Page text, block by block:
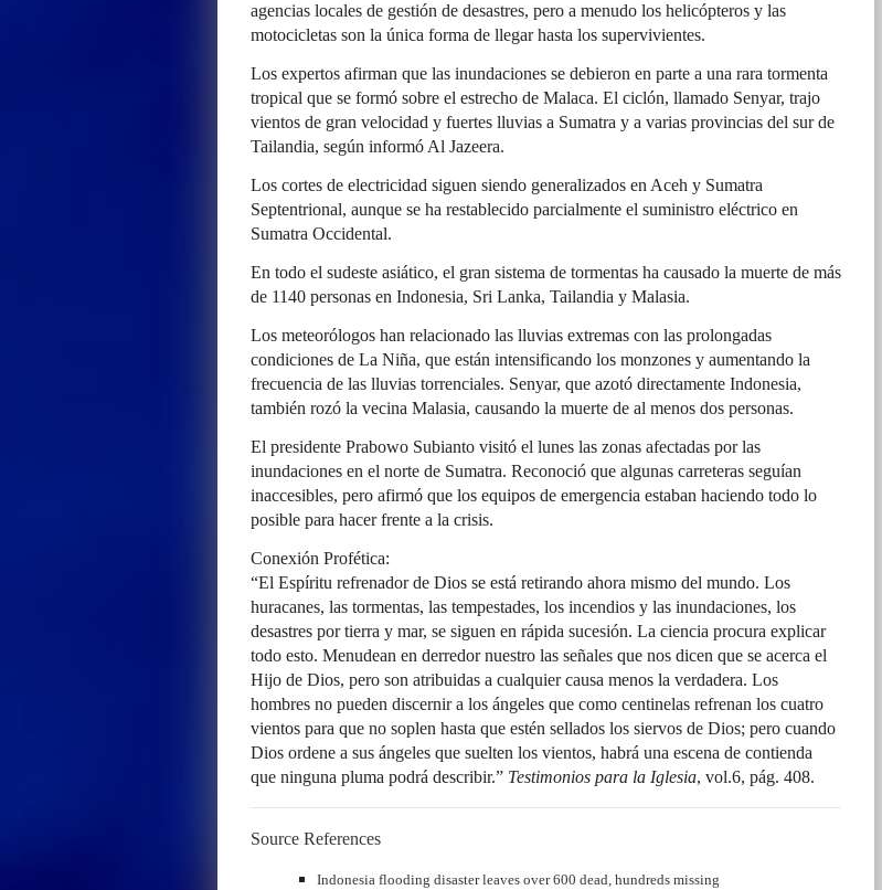
agencias locales de gestión de desastres, pero a menudo los helicópteros y las
motocicletas son la única forma de llegar hasta los supervivientes.
Los expertos afirman que las inundaciones se debieron en parte a una rara tormenta
tropical que se formó sobre el estrecho de Malaca. El ciclón, llamado Senyar, trajo
vientos de gran velocidad y fuertes lluvias a Sumatra y a varias provincias del sur de
Tailandia, según informó Al Jazeera.
Los cortes de electricidad siguen siendo generalizados en Aceh y Sumatra
Septentrional, aunque se ha restablecido parcialmente el suministro eléctrico en
Sumatra Occidental.
En todo el sudeste asiático, el gran sistema de tormentas ha causado la muerte de más
de 1140 personas en Indonesia, Sri Lanka, Tailandia y Malasia.
Los meteorólogos han relacionado las lluvias extremas con las prolongadas
condiciones de La Niña, que están intensificando los monzones y aumentando la
frecuencia de las lluvias torrenciales. Senyar, que azotó directamente Indonesia,
también rozó la vecina Malasia, causando la muerte de al menos dos personas.
El presidente Prabowo Subianto visitó el lunes las zonas afectadas por las
inundaciones en el norte de Sumatra. Reconoció que algunas carreteras seguían
inaccesibles, pero afirmó que los equipos de emergencia estaban haciendo todo lo
posible para hacer frente a la crisis.
Conexión Profética:
“El Espíritu refrenador de Dios se está retirando ahora mismo del mundo. Los
huracanes, las tormentas, las tempestades, los incendios y las inundaciones, los
desastres por tierra y mar, se siguen en rápida sucesión. La ciencia procura explicar
todo esto. Menudean en derredor nuestro las señales que nos dicen que se acerca el
Hijo de Dios, pero son atribuidas a cualquier causa menos la verdadera. Los
hombres no pueden discernir a los ángeles que como centinelas refrenan los cuatro
vientos para que no soplen hasta que estén sellados los siervos de Dios; pero cuando
Dios ordene a sus ángeles que suelten los vientos, habrá una escena de contienda
que ninguna pluma podrá describir.” Testimonios para la Iglesia, vol.6, pág. 408.
Source References
Indonesia flooding disaster leaves over 600 dead, hundreds missing